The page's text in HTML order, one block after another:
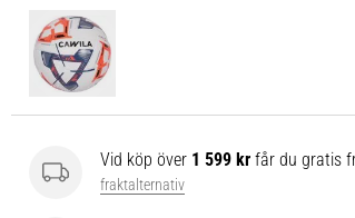
Vid köp över 1 599 kr får du gratis
fraktalternativ